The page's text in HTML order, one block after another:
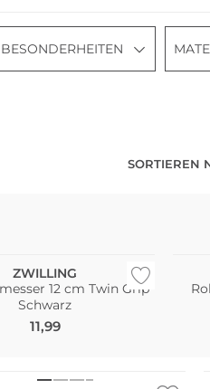
BESONDERHEITEN
SORTIEREN
ZWILLING
12 cm Twin Grip
Schwarz
11,99